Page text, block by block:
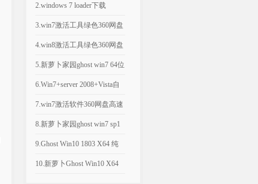
(win7激活工...
2.windows 7 loader下载
_windo...
3.win7激活工具绿色360网盘
高速下载_Win7...
4.win8激活工具绿色360网盘
高速下载_迷你版K...
5.新萝卜家园ghost win7 64位
一键装机旗...
6.Win7+server 2008+Vista自
动...
7.win7激活软件360网盘高速
下载_KMS Ac...
8.新萝卜家园ghost win7 sp1
x86旗...
9.Ghost Win10 1803 X64 纯
净专...
10.新萝卜Ghost Win10 X64